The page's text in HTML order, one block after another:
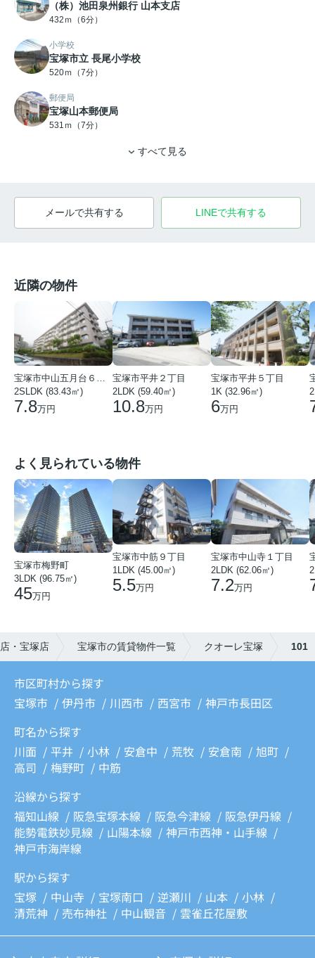
（株）池田泉州銀行 山本支店
432ｍ（6分）
小学校
宝塚市立 長尾小学校
520ｍ（7分）
郵便局
宝塚山本郵便局
531ｍ（7分）
すべて見る
メールで共有する LINEで共有する
近隣の物件
宝塚市中山五月台６丁目
2SLDK (83.43㎡)
7.8万円
宝塚市平井２丁目
2LDK (59.40㎡)
10.8万円
宝塚市平井５丁目
1K (32.96㎡)
6万円
よく見られている物件
宝塚市梅野町
3LDK (96.75㎡)
45万円
宝塚市中筋９丁目
1LDK (45.00㎡)
5.5万円
宝塚市中山寺１丁目
2LDK (62.06㎡)
7.2万円
・宝塚店 宝塚市の賃貸物件一覧 クオーレ宝塚 101
市区町村から探す
宝塚市
伊丹市 川西市 西宮市
神戸市長田区
町名から探す
川面
平井 小林 安倉中 荒牧 安倉南
旭町
高司
梅野町
中筋
沿線から探す
福知山線
阪急宝塚本線 阪急今津線
阪急伊丹線
能勢電鉄妙見線
山陽本線
神戸市西神・山手線
神戸市海岸線
駅から探す
宝塚
中山寺 宝塚南口 逆瀬川 山本
小林
清荒神
売布神社 中山観音 雲雀丘花屋敷